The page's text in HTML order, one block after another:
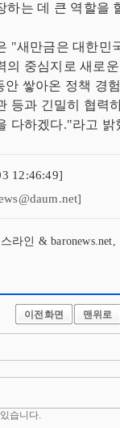
하는 데 큰 역할을
"새만금은 대한민
의 중심지로 새로
쌓아온 정책 경
등과 긴밀히 협력
다하겠다."라고 밝
12:46:49]
라인 &
이전화면 맨위로